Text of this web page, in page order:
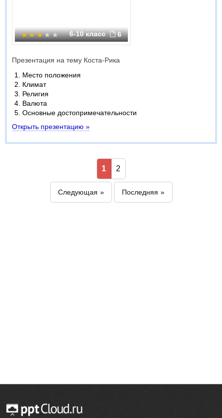
6-10 класс 6
Презентация на тему Коста-Рика
Место положения
Климат
Религия
Валюта
Основные достопримечательности
Открыть презентацию »
1 2
Следующая Последняя